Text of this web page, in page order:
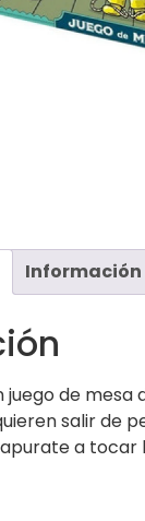
juego de
salir de
a